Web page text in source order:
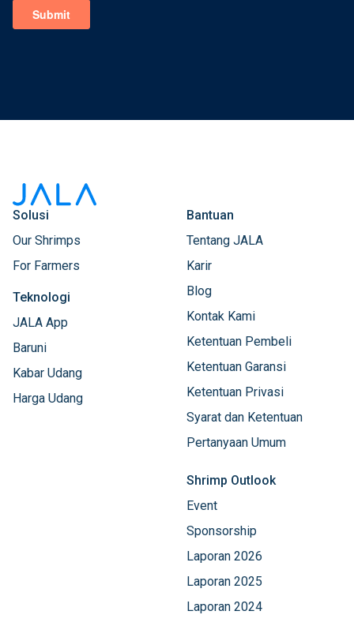
Solusi
Our Shrimps
For Farmers
Teknologi
JALA App
Baruni
Kabar Udang
Harga Udang
Bantuan
Tentang JALA
Karir
Blog
Kontak Kami
Ketentuan Pembeli
Ketentuan Garansi
Ketentuan Privasi
Syarat dan Ketentuan
Pertanyaan Umum
Shrimp Outlook
Event
Sponsorship
Laporan 2026
Laporan 2025
Laporan 2024